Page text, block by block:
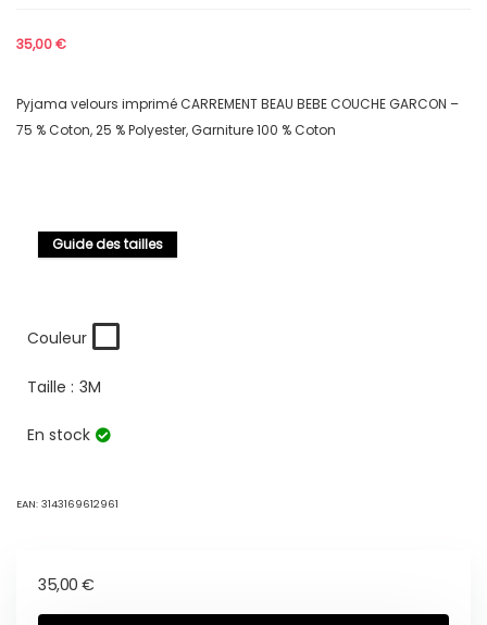
35,00€
Pyjama velours imprimé CARREMENT BEAU BEBE COUCHE GARCON –
75 % Coton, 25 % Polyester, Garniture 100 % Coton
Guide des tailles
Couleur
Taille : 3M
En stock
EAN: 3143169612961
35,00 €